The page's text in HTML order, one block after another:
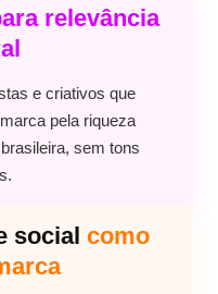
relevância
e criativos que
pela riqueza
sem tons
social como